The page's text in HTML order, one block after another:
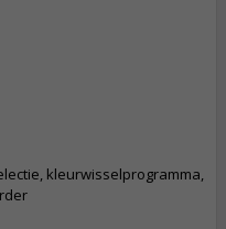
kleurwisselprogramma,